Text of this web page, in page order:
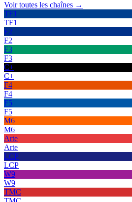
Voir toutes les chaînes →
TF1
TF1
F2
F2
F3
F3
C+
C+
F4
F4
F5
F5
M6
M6
Arte
Arte
LCP
LCP
W9
W9
TMC